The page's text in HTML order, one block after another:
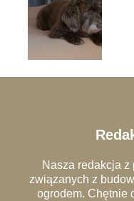
Nasza redakcja
związanych z
ogrodem. Chętnie